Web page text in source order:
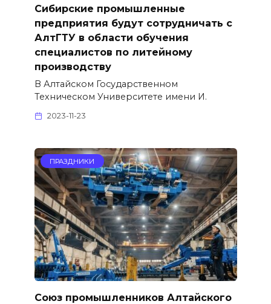
Сибирские промышленные
предприятия будут сотрудничать с
АлтГТУ в области обучения
специалистов по литейному
производству
В Алтайском Государственном
Техническом Университете имени И.
2023-11-23
ПРАЗДНИКИ
Союз промышленников Алтайского